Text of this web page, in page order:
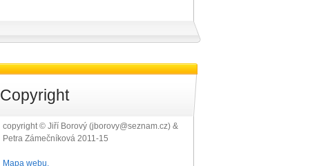
Copyright
copyright © Jiří Borový (jborovy@seznam.cz) &
Petra Zámečníková 2011-15
Mapa webu.